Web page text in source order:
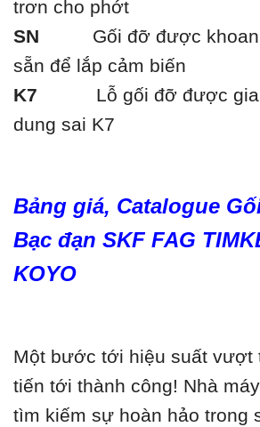
trơn cho phớt
SN Gối đỡ được
sẵn để lắp cảm biến
K7 Lỗ gối đỡ được
dung sai K7
Bảng giá, Catalogue
Bạc đạn SKF FAG
KOYO
Một bước tới hiệu suất vượt
tiến tới thành công! Nhà
tìm kiếm sự hoàn hảo trong